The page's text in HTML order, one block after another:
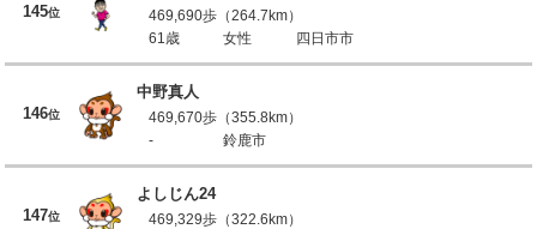
145位
469,690歩（264.7km）
61歳
女性 四日市市
146位
中野真人
469,670歩（355.8km）
-
鈴鹿市
147位
よしじん24
469,329歩（322.6km）